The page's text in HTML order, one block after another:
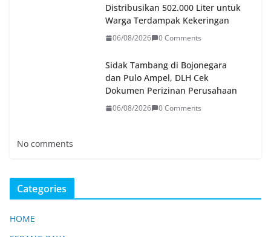
Distribusikan 502.000 Liter untuk
Warga Terdampak Kekeringan
06/08/2026 0 Comments
Sidak Tambang di Bojonegara
dan Pulo Ampel, DLH Cek
Dokumen Perizinan Perusahaan
06/08/2026 0 Comments
No comments
Categories
HOME